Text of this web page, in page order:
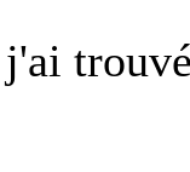
j'ai